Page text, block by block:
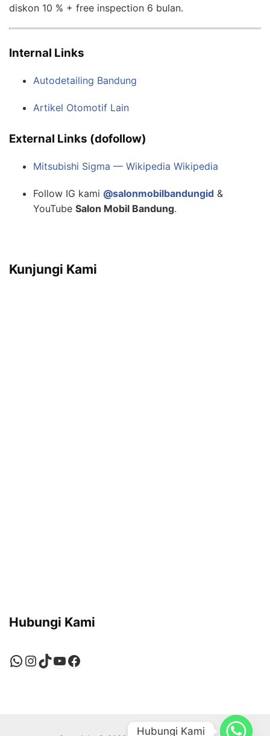
diskon 10 % + free inspection 6 bulan.
Internal Links
Autodetailing Bandung
Artikel Otomotif Lain
External Links (dofollow)
Mitsubishi Sigma — Wikipedia Wikipedia
Follow IG kami @salonmobilbandungid &
YouTube Salon Mobil Bandung.
Kunjungi Kami
Hubungi Kami
WhatsApp
Instagram
TikTok
YouTube
Facebook
Hubungi Kami